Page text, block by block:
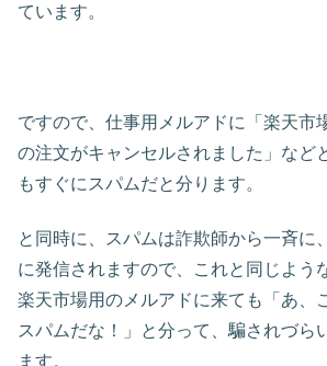
ています。
ですので、仕事用メルアドに「楽天市
の注文がキャンセルされました」など
もすぐにスパムだと分ります。
と同時に、スパムは詐欺師から一斉に
に発信されますので、これと同じよう
楽天市場用のメルアドに来ても「あ、
スパムだな！」と分って、騙されづら
ます。